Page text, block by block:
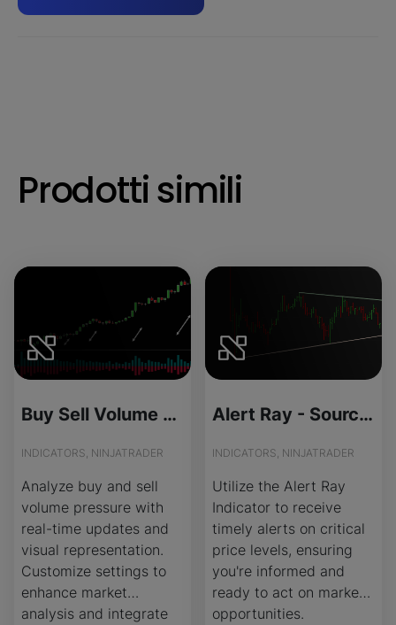
Prodotti simili
Buy Sell Volume Pressure - Source Code
INDICATORS, NINJATRADER
Analyze buy and sell
volume pressure with
real-time updates and
visual representation.
Customize settings to
enhance market
analysis and integrate
Alert Ray - Source Code
INDICATORS, NINJATRADER
Utilize the Alert Ray
Indicator to receive
timely alerts on critical
price levels, ensuring
you're informed and
ready to act on market
opportunities.